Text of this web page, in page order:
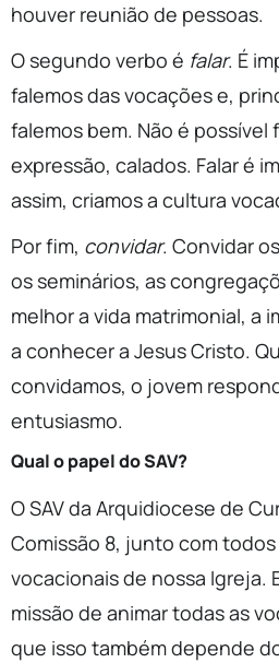
houver reunião de pessoas.
O segundo verbo é falar. É
falemos das vocações e,
falemos bem. Não é
expressão, calados. Falar é
assim, criamos a cultura
Por fim, convidar. Convidar
os seminários, as
melhor a vida matrimonial, a
a conhecer a Jesus Cristo.
convidamos, o jovem
entusiasmo.
Qual o papel do SAV?
O SAV da Arquidiocese de
Comissão 8, junto com
vocacionais de nossa Igreja.
missão de animar todas as
que isso também depende